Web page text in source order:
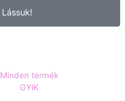
Lássuk!
Minden termék
GYIK